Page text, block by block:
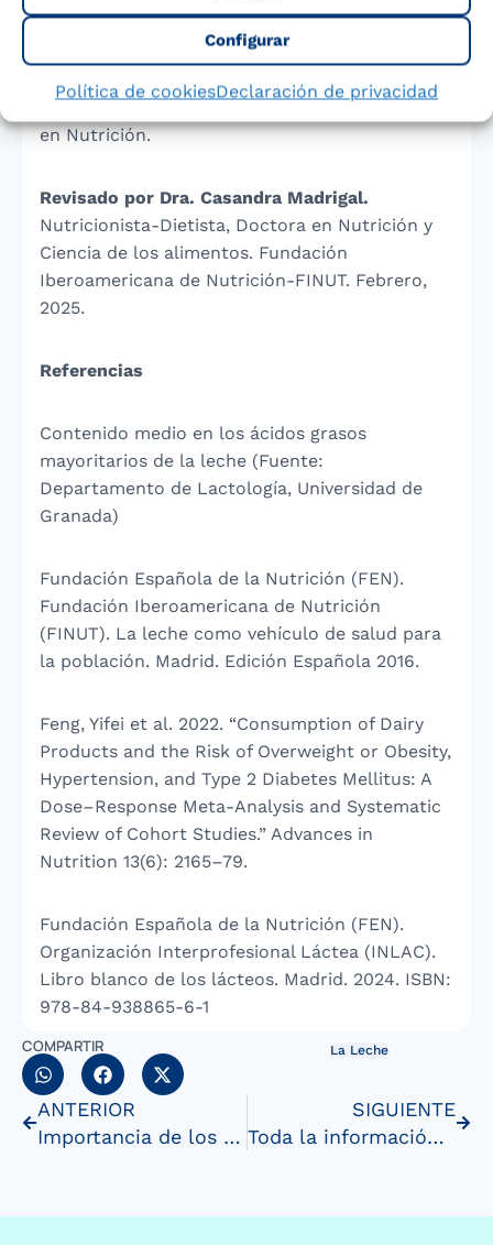
Configurar
Política de cookiesDeclaración de privacidad
nuestro producto deleche Puleva enteray
conozcas el resto de nuestra gama de leches.
Dra. Dª. Ana María Roca Ruiz, Médico, Máster
en Nutrición.
Revisado por Dra. Casandra Madrigal.
Nutricionista-Dietista, Doctora en Nutrición y
Ciencia de los alimentos. Fundación
Iberoamericana de Nutrición-FINUT. Febrero,
2025.
Referencias
Contenido medio en los ácidos grasos
mayoritarios de la leche (Fuente:
Departamento de Lactología, Universidad de
Granada)
Fundación Española de la Nutrición (FEN).
Fundación Iberoamericana de Nutrición
(FINUT). La leche como vehículo de salud para
la población. Madrid. Edición Española 2016.
Feng, Yifei et al. 2022. “Consumption of Dairy
Products and the Risk of Overweight or Obesity,
Hypertension, and Type 2 Diabetes Mellitus: A
Dose–Response Meta-Analysis and Systematic
Review of Cohort Studies.” Advances in
Nutrition 13(6): 2165–79.
Fundación Española de la Nutrición (FEN).
Organización Interprofesional Láctea (INLAC).
Libro blanco de los lácteos. Madrid. 2024. ISBN:
978-84-938865-6-1
COMPARTIR La Leche
ANTERIOR
Importancia de los lácteos en la adolescencia
SIGUIENTE
Toda la información sobre la leche ecológica